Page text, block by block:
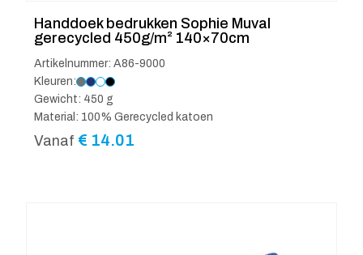
Handdoek bedrukken Sophie Muval
gerecycled 450g/m² 140×70cm
Artikelnummer: A86-9000
Kleuren:
Gewicht: 450 g
Material: 100% Gerecycled katoen
Vanaf € 14.01